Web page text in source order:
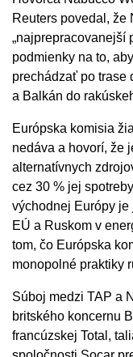
Reuters povedal, že
„najprepracovanejší
podmienky na to,
prechádzať po trase
a Balkán do
Európska komisia
nedáva a hovorí, že
alternatívnych
cez 30 % jej
východnej Európy
EÚ a Ruskom v
tom, čo Európska
monopolné praktiky
Súboj medzi TAP a
britského koncernu
francúzskej Total,